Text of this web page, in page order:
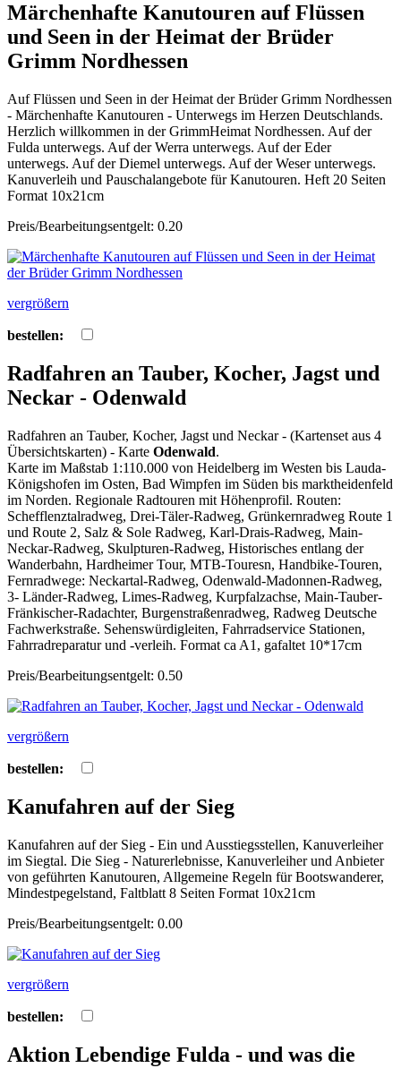
Märchenhafte Kanutouren auf Flüssen
und Seen in der Heimat der Brüder
Grimm Nordhessen
Auf Flüssen und Seen in der Heimat der Brüder Grimm Nordhessen
- Märchenhafte Kanutouren - Unterwegs im Herzen Deutschlands.
Herzlich willkommen in der GrimmHeimat Nordhessen. Auf der
Fulda unterwegs. Auf der Werra unterwegs. Auf der Eder
unterwegs. Auf der Diemel unterwegs. Auf der Weser unterwegs.
Kanuverleih und Pauschalangebote für Kanutouren. Heft 20 Seiten
Format 10x21cm
Preis/Bearbeitungsentgelt: 0.20
vergrößern
bestellen:
Radfahren an Tauber, Kocher, Jagst und
Neckar - Odenwald
Radfahren an Tauber, Kocher, Jagst und Neckar - (Kartenset aus 4
Übersichtskarten) - Karte Odenwald.
Karte im Maßstab 1:110.000 von Heidelberg im Westen bis Lauda-
Königshofen im Osten, Bad Wimpfen im Süden bis marktheidenfeld
im Norden. Regionale Radtouren mit Höhenprofil. Routen:
Schefflenztalradweg, Drei-Täler-Radweg, Grünkernradweg Route 1
und Route 2, Salz & Sole Radweg, Karl-Drais-Radweg, Main-
Neckar-Radweg, Skulpturen-Radweg, Historisches entlang der
Wanderbahn, Hardheimer Tour, MTB-Touresn, Handbike-Touren,
Fernradwege: Neckartal-Radweg, Odenwald-Madonnen-Radweg,
3- Länder-Radweg, Limes-Radweg, Kurpfalzachse, Main-Tauber-
Fränkischer-Radachter, Burgenstraßenradweg, Radweg Deutsche
Fachwerkstraße. Sehenswürdigleiten, Fahrradservice Stationen,
Fahrradreparatur und -verleih. Format ca A1, gafaltet 10*17cm
Preis/Bearbeitungsentgelt: 0.50
vergrößern
bestellen:
Kanufahren auf der Sieg
Kanufahren auf der Sieg - Ein und Ausstiegsstellen, Kanuverleiher
im Siegtal. Die Sieg - Naturerlebnisse, Kanuverleiher und Anbieter
von geführten Kanutouren, Allgemeine Regeln für Bootswanderer,
Mindestpegelstand, Faltblatt 8 Seiten Format 10x21cm
Preis/Bearbeitungsentgelt: 0.00
vergrößern
bestellen:
Aktion Lebendige Fulda - und was die